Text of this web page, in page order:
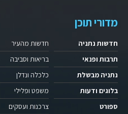
מדורי תוכן
חדשות נתניה
תרבות ופנאי
נתניה מבשלת
בלוגים ודעות
ספורט
חדשות מהעיר
בריאות וסביבה
כלכלה ונדלן
משפט ופלילי
צרכנות ועסקים